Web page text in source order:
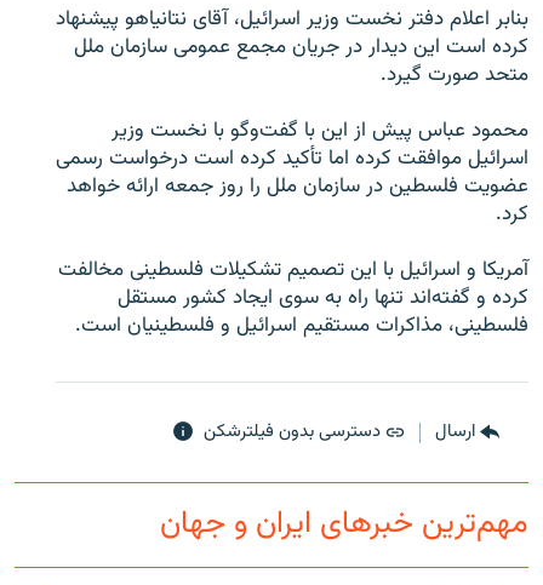
به ما بپیوندید
زبان‌های دیگر
بنابر اعلام دفتر نخست وزیر اسرائیل، آقای نتانیاهو پیشنهاد
کرده است این دیدار در جریان مجمع عمومی سازمان ملل
متحد صورت گیرد.
محمود عباس پیش از این با گفت‌وگو با نخست وزیر
اسرائیل موافقت کرده اما تأکید کرده است درخواست رسمی
عضویت فلسطین در سازمان ملل را روز جمعه ارائه خواهد
کرد.
آمریکا و اسرائیل با این تصمیم تشکیلات فلسطینی مخالفت
کرده و گفته‌اند تنها راه به سوی ایجاد کشور مستقل
فلسطینی، مذاکرات مستقیم اسرائیل و فلسطینیان است.
ارسال دسترسی بدون فیلترشکن
مهم‌ترین خبرهای ایران و جهان